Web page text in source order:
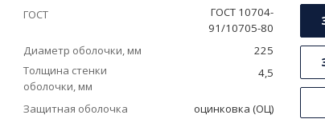
ГОСТ
ГОСТ 10704-
91/10705-80
Диаметр оболочки, мм
225
Толщина стенки
оболочки, мм
4,5
Защитная оболочка оцинковка (ОЦ)